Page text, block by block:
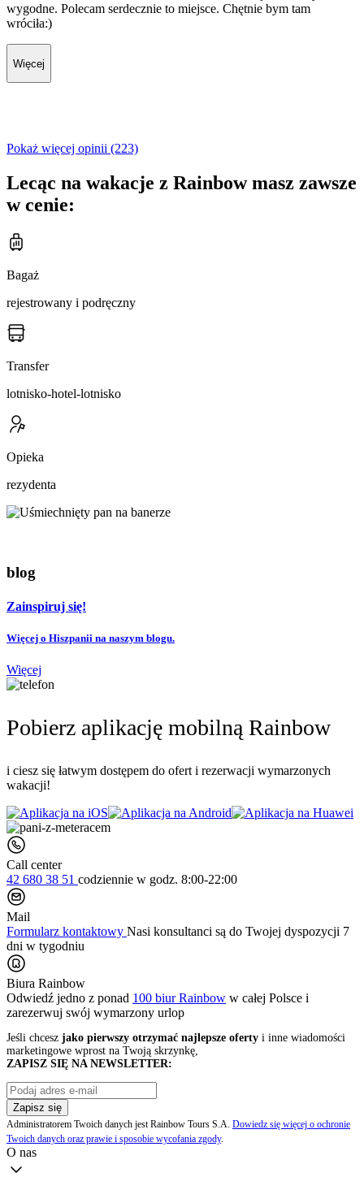
wygodne. Polecam serdecznie to miejsce. Chętnie bym tam
wróciła:)
Więcej
Pokaż więcej opinii (223)
Lecąc na wakacje z Rainbow masz zawsze
w cenie:
Bagaż
rejestrowany i podręczny
Transfer
lotnisko-hotel-lotnisko
Opieka
rezydenta
blog
Zainspiruj się!
Więcej o Hiszpanii na naszym blogu.
Więcej
Pobierz aplikację mobilną Rainbow
i ciesz się łatwym dostępem do ofert i rezerwacji wymarzonych
wakacji!
Call center
42 680 38 51 codziennie w godz. 8:00-22:00
Mail
Formularz kontaktowy Nasi konsultanci są do Twojej dyspozycji 7
dni w tygodniu
Biura Rainbow
Odwiedź jedno z ponad 100 biur Rainbow w całej Polsce i
zarezerwuj swój wymarzony urlop
Jeśli chcesz jako pierwszy otrzymać najlepsze oferty i inne wiadomości
marketingowe wprost na Twoją skrzynkę,
ZAPISZ SIĘ NA NEWSLETTER:
Zapisz się
Administratorem Twoich danych jest Rainbow Tours S.A. Dowiedz się więcej o ochronie
Twoich danych oraz prawie i sposobie wycofania zgody.
O nas